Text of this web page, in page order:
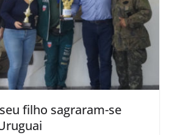
filho sagraram-se